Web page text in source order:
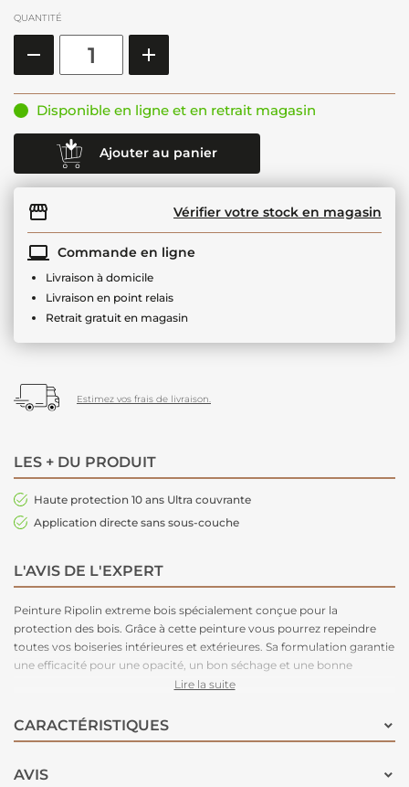
QUANTITÉ
Disponible en ligne et en retrait magasin
Ajouter au panier
Vérifier votre stock en magasin
Commande en ligne
Livraison à domicile
Livraison en point relais
Retrait gratuit en magasin
Estimez vos frais de livraison.
LES + DU PRODUIT
Haute protection 10 ans Ultra couvrante
Application directe sans sous-couche
L'AVIS DE L'EXPERT
Peinture Ripolin extreme bois spécialement conçue pour la
protection des bois. Grâce à cette peinture vous pourrez repeindre
toutes vos boiseries intérieures et extérieures. Sa formulation garantie
une efficacité pour une opacité, un bon séchage et une bonne
résistance aux chocs et au lessivage. Elle a une très bonne stabilité
nocive pour limiter son impact sur l'environnement. Elle bloque et
fixe le support empêchant les remontées de tanin du bois. Son effet
meilleur tendu du film de peinture. Ce produit est teintable au
Lire la suite
CARACTÉRISTIQUES
AVIS